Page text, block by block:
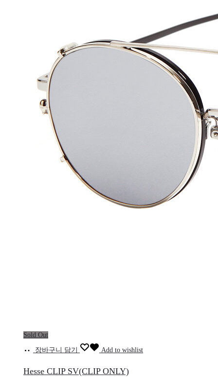
Sold Out
장바구니 담기 Add to wishlist
Hesse CLIP SV(CLIP ONLY)